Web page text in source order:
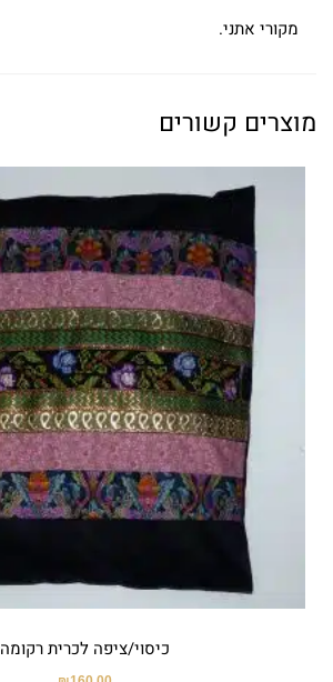
מקורי אתני.
מוצרים קשורים
כיסוי/ציפה לכרית רקומה